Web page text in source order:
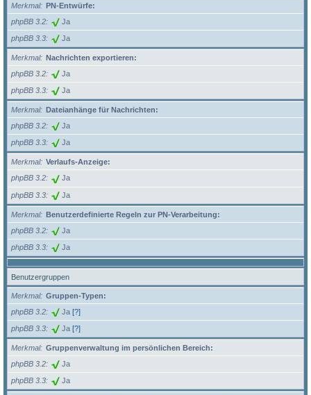
Merkmal
PN-Entwürfe:
phpBB 3.2
Ja
phpBB 3.3 Ja
Merkmal
Nachrichten exportieren:
phpBB 3.2
Ja
phpBB 3.3 Ja
Merkmal
Dateianhänge für Nachrichten:
phpBB 3.2
Ja
phpBB 3.3 Ja
Merkmal
Verlaufs-Anzeige:
phpBB 3.2
Ja
phpBB 3.3 Ja
Merkmal
Benutzerdefinierte Regeln zur PN-Verarbeitung:
phpBB 3.2
Ja
phpBB 3.3 Ja
Benutzergruppen
Merkmal
Gruppen-Typen:
phpBB 3.2
Ja [?]
phpBB 3.3 Ja [?]
Merkmal
Gruppenverwaltung im persönlichen Bereich:
phpBB 3.2
Ja
phpBB 3.3 Ja